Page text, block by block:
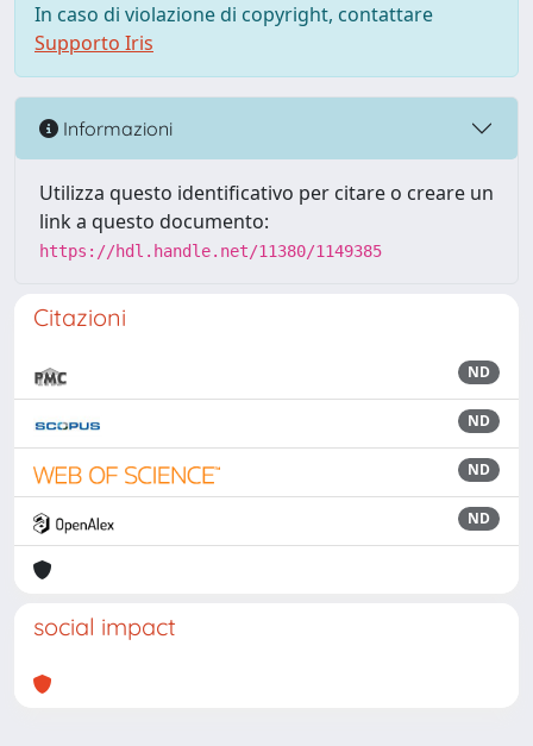
In caso di violazione di copyright, contattare
Supporto Iris
Informazioni
Utilizza questo identificativo per citare o creare un
link a questo documento:
https://hdl.handle.net/11380/1149385
Citazioni
ND
ND
ND
ND
social impact